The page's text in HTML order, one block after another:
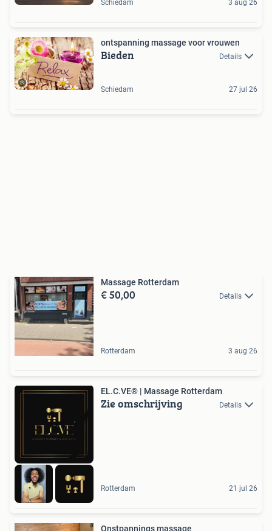
Schiedam 3 aug 26
ontspanning massage voor vrouwen
Bieden Details
Schiedam 27 jul 26
Massage Rotterdam
€ 50,00 Details
Rotterdam 3 aug 26
EL.C.VE® | Massage Rotterdam
Zie omschrijving Details
Rotterdam 21 jul 26
Onstpannings massage